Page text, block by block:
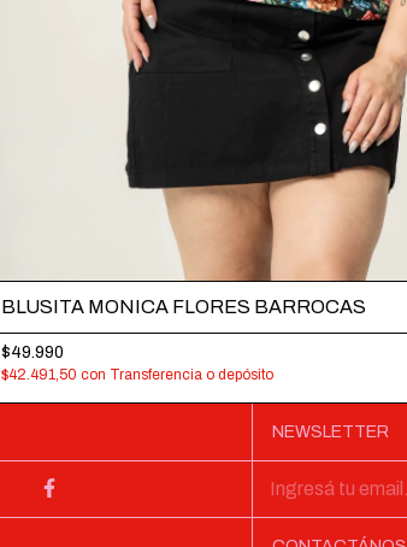
BLUSITA MONICA FLORES BARROCAS
$49.990
$42.491,50 con Transferencia o depósito
NEWSLETTER